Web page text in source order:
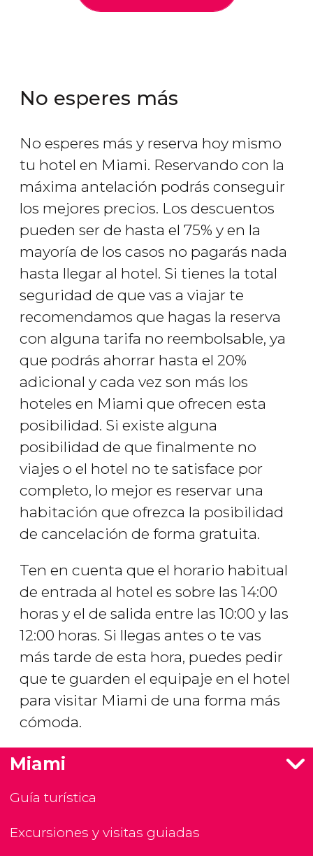
No esperes más
No esperes más y reserva hoy mismo
tu hotel en Miami. Reservando con la
máxima antelación podrás conseguir
los mejores precios. Los descuentos
pueden ser de hasta el 75% y en la
mayoría de los casos no pagarás nada
hasta llegar al hotel. Si tienes la total
seguridad de que vas a viajar te
recomendamos que hagas la reserva
con alguna tarifa no reembolsable, ya
que podrás ahorrar hasta el 20%
adicional y cada vez son más los
hoteles en Miami que ofrecen esta
posibilidad. Si existe alguna
posibilidad de que finalmente no
viajes o el hotel no te satisface por
completo, lo mejor es reservar una
habitación que ofrezca la posibilidad
de cancelación de forma gratuita.
Ten en cuenta que el horario habitual
de entrada al hotel es sobre las 14:00
horas y el de salida entre las 10:00 y las
12:00 horas. Si llegas antes o te vas
más tarde de esta hora, puedes pedir
que te guarden el equipaje en el hotel
para visitar Miami de una forma más
cómoda.
Miami
Guía turística
Excursiones y visitas guiadas